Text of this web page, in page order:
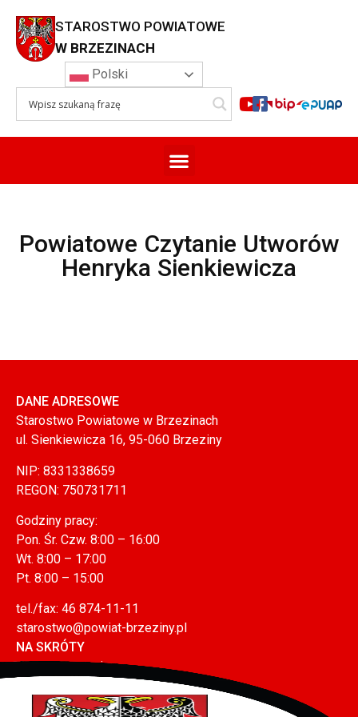
STAROSTWO POWIATOWE
W BRZEZINACH
Polski
Powiatowe Czytanie Utworów
Henryka Sienkiewicza
NA SKRÓTY
Mapa serwisu
Polityka prywatności (RODO)
DANE ADRESOWE
Starostwo Powiatowe w Brzezinach
ul. Sienkiewicza 16, 95-060 Brzeziny
NIP: 8331338659
REGON: 750731711
Godziny pracy:
Pon. Śr. Czw. 8:00 – 16:00
Wt. 8:00 – 17:00
Pt. 8:00 – 15:00
tel./fax: 46 874-11-11
starostwo@powiat-brzeziny.pl